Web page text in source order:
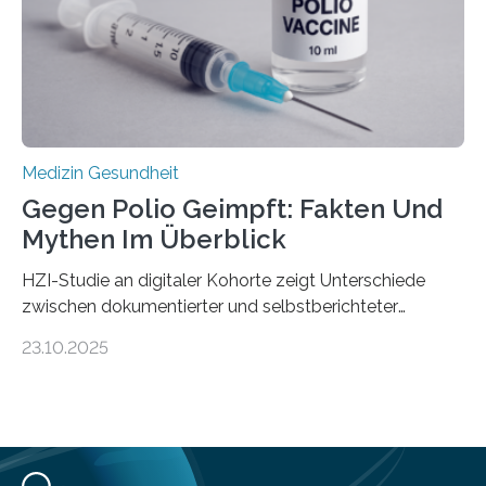
Schwachstelle im Erbgut einer Untergruppe des
Medulloblastoms gefunden. Die Wilhelm Sander-
Stiftung unterstützte das Projekt…
Medizin Gesundheit
Gegen Polio Geimpft: Fakten Und
Mythen Im Überblick
HZI-Studie an digitaler Kohorte zeigt Unterschiede
zwischen dokumentierter und selbstberichteter
Kinderlähmung, ist eine ansteckende Krankheit, die
nur noch in zwei Ländern endemisch. Bis das Virus
23.10.2025